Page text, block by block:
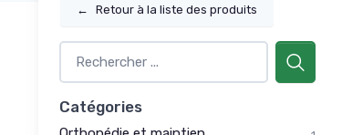
← Retour à la liste des produits
Catégories